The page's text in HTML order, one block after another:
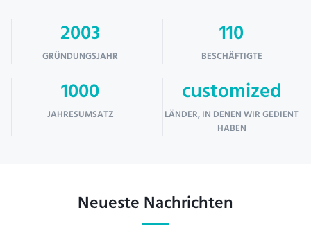
2003
GRÜNDUNGSJAHR
110
BESCHÄFTIGTE
1000
JAHRESUMSATZ
customized
LÄNDER, IN DENEN WIR GEDIENT
HABEN
Neueste Nachrichten